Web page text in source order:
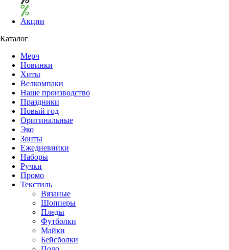
Акции
Каталог
Мерч
Новинки
Хиты
Велкомпаки
Наше производство
Праздники
Новый год
Оригинальные
Эко
Зонты
Ежедневники
Наборы
Ручки
Промо
Текстиль
Вязаные
Шопперы
Пледы
Футболки
Майки
Бейсболки